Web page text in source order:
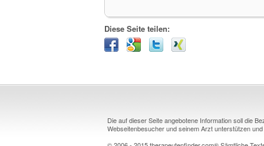
Diese Seite teilen:
Die auf dieser Seite angebotene Information soll die
Webseitenbesucher und seinem Arzt unterstützen